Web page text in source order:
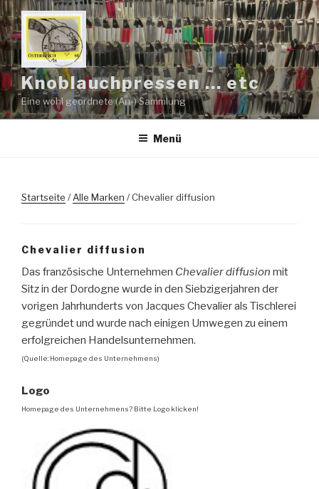
Zum
Inhalt
springen
Knoblauchpressen … etc
Eine wohl geordnete (An-) Sammlung
Menü
Startseite /Alle Marken / Chevalier diffusion
Chevalier diffusion
Das französische Unternehmen Chevalier diffusion mit
Sitz in der Dordogne wurde in den Siebzigerjahren der
vorigen Jahrhunderts von Jacques Chevalier als Tischlerei
gegründet und wurde nach einigen Umwegen zu einem
erfolgreichen Handelsunternehmen.
(Quelle: Homepage des Unternehmens)
Logo
Homepage des Unternehmens? Bitte Logo klicken!